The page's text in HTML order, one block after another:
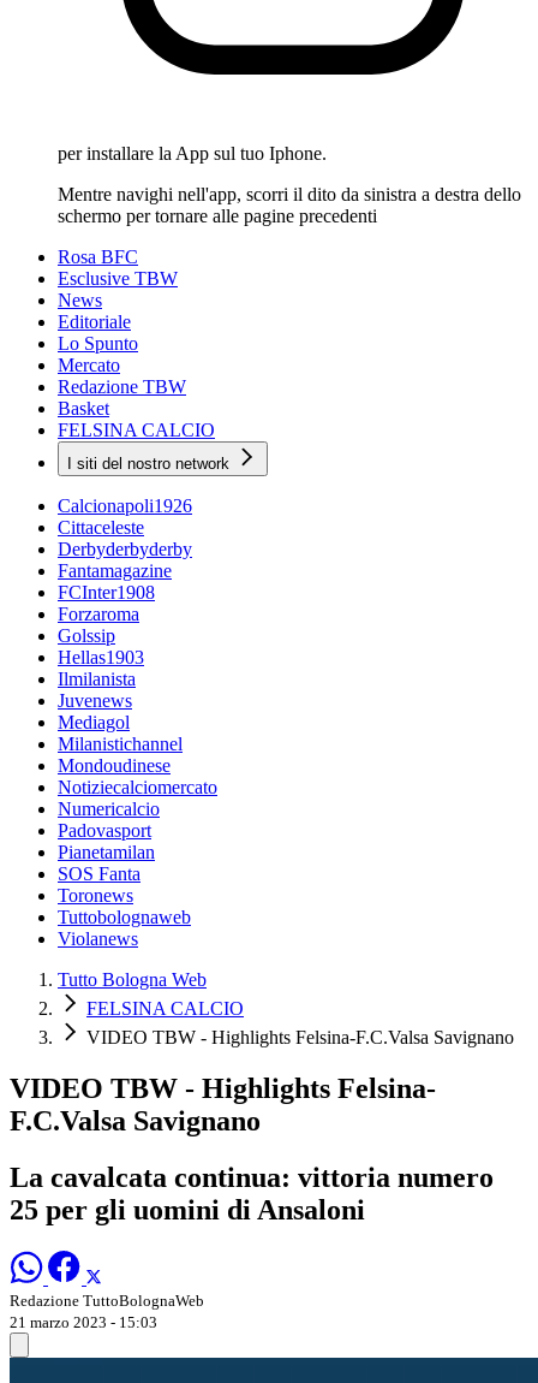
per installare la App sul tuo Iphone.
Mentre navighi nell'app, scorri il dito da sinistra a destra dello
schermo per tornare alle pagine precedenti
Rosa BFC
Esclusive TBW
News
Editoriale
Lo Spunto
Mercato
Redazione TBW
Basket
FELSINA CALCIO
I siti del nostro network
Calcionapoli1926
Cittaceleste
Derbyderbyderby
Fantamagazine
FCInter1908
Forzaroma
Golssip
Hellas1903
Ilmilanista
Juvenews
Mediagol
Milanistichannel
Mondoudinese
Notiziecalciomercato
Numericalcio
Padovasport
Pianetamilan
SOS Fanta
Toronews
Tuttobolognaweb
Violanews
Tutto Bologna Web
FELSINA CALCIO
VIDEO TBW - Highlights Felsina-F.C.Valsa Savignano
VIDEO TBW - Highlights Felsina-
F.C.Valsa Savignano
La cavalcata continua: vittoria numero
25 per gli uomini di Ansaloni
Redazione TuttoBolognaWeb
21 marzo 2023 - 15:03